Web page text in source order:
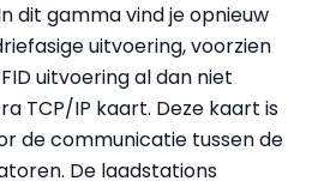
dit gamma vind je opnieuw
uitvoering, voorzien
uitvoering al dan niet
TCP/IP kaart. Deze kaart is
de communicatie tussen de
De laadstations